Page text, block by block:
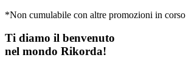
*Non cumulabile con altre promozioni in corso
Ti diamo il benvenuto
nel mondo Rikorda!